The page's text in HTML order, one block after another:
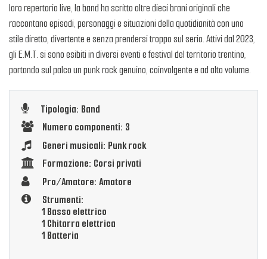
loro repertorio live, la band ha scritto oltre dieci brani originali che
raccontano episodi, personaggi e situazioni della quotidianità con uno
stile diretto, divertente e senza prendersi troppo sul serio. Attivi dal 2023,
gli E.M.T. si sono esibiti in diversi eventi e festival del territorio trentino,
portando sul palco un punk rock genuino, coinvolgente e ad alto volume.
Tipologia: Band
Numero componenti: 3
Generi musicali: Punk rock
Formazione: Corsi privati
Pro/Amatore: Amatore
Strumenti:
1 Basso elettrico
1 Chitarra elettrica
1 Batteria